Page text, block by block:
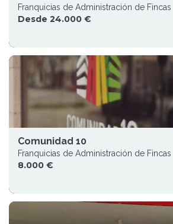
Franquicias de Administración de Fincas
Desde 24.000 €
Comunidad 10
Franquicias de Administración de Fincas
8.000 €